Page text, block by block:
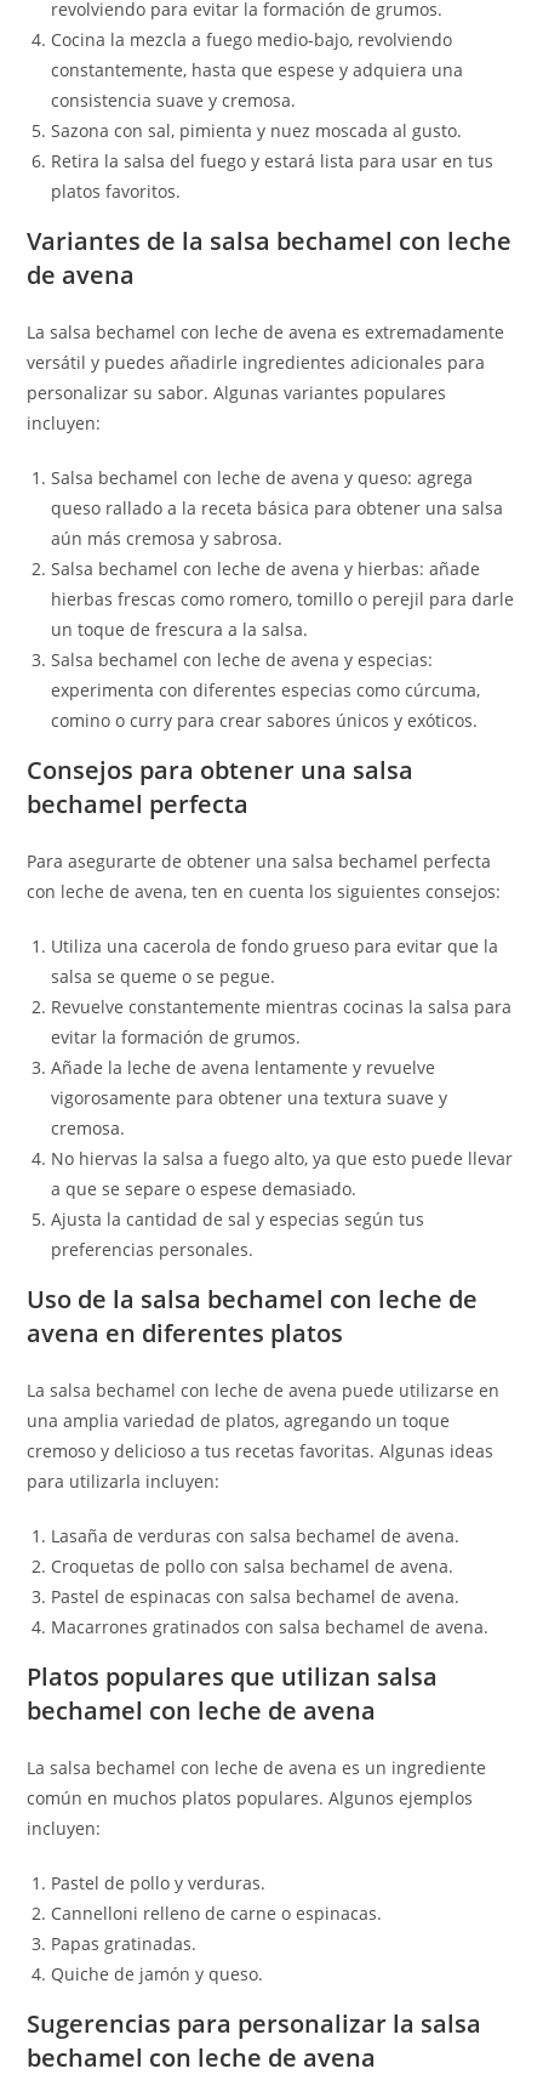
revolviendo para evitar la formación de grumos.
Cocina la mezcla a fuego medio-bajo, revolviendo
constantemente, hasta que espese y adquiera una
consistencia suave y cremosa.
Sazona con sal, pimienta y nuez moscada al gusto.
Retira la salsa del fuego y estará lista para usar en tus
platos favoritos.
Variantes de la salsa bechamel con leche
de avena
La salsa bechamel con leche de avena es extremadamente
versátil y puedes añadirle ingredientes adicionales para
personalizar su sabor. Algunas variantes populares
incluyen:
Salsa bechamel con leche de avena y queso: agrega
queso rallado a la receta básica para obtener una salsa
aún más cremosa y sabrosa.
Salsa bechamel con leche de avena y hierbas: añade
hierbas frescas como romero, tomillo o perejil para darle
un toque de frescura a la salsa.
Salsa bechamel con leche de avena y especias:
experimenta con diferentes especias como cúrcuma,
comino o curry para crear sabores únicos y exóticos.
Consejos para obtener una salsa
bechamel perfecta
Para asegurarte de obtener una salsa bechamel perfecta
con leche de avena, ten en cuenta los siguientes consejos:
Utiliza una cacerola de fondo grueso para evitar que la
salsa se queme o se pegue.
Revuelve constantemente mientras cocinas la salsa para
evitar la formación de grumos.
Añade la leche de avena lentamente y revuelve
vigorosamente para obtener una textura suave y
cremosa.
No hiervas la salsa a fuego alto, ya que esto puede llevar
a que se separe o espese demasiado.
Ajusta la cantidad de sal y especias según tus
preferencias personales.
Uso de la salsa bechamel con leche de
avena en diferentes platos
La salsa bechamel con leche de avena puede utilizarse en
una amplia variedad de platos, agregando un toque
cremoso y delicioso a tus recetas favoritas. Algunas ideas
para utilizarla incluyen:
Lasaña de verduras con salsa bechamel de avena.
Croquetas de pollo con salsa bechamel de avena.
Pastel de espinacas con salsa bechamel de avena.
Macarrones gratinados con salsa bechamel de avena.
Platos populares que utilizan salsa
bechamel con leche de avena
La salsa bechamel con leche de avena es un ingrediente
común en muchos platos populares. Algunos ejemplos
incluyen:
Pastel de pollo y verduras.
Cannelloni relleno de carne o espinacas.
Papas gratinadas.
Quiche de jamón y queso.
Sugerencias para personalizar la salsa
bechamel con leche de avena